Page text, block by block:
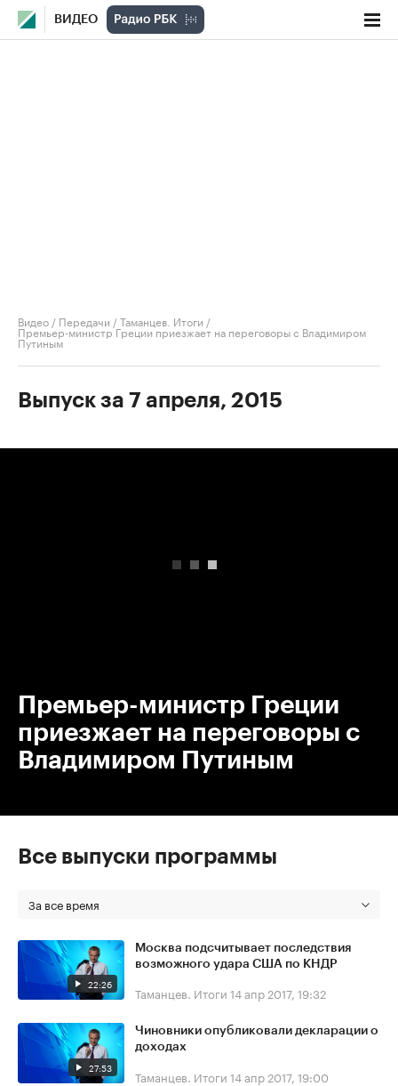
ВИДЕО
Видео / Передачи /Таманцев. Итоги /
Премьер-министр Греции приезжает на переговоры с Владимиром
Путиным
Выпуск за 7 апреля, 2015
Премьер-министр Греции
приезжает на переговоры с
Владимиром Путиным
Все выпуски программы
За все время
22:26
Москва подсчитывает последствия
возможного удара США по КНДР
Таманцев. Итоги 14 апр 2017, 19:32
27:53
Чиновники опубликовали декларации о
доходах
Таманцев. Итоги 14 апр 2017, 19:00